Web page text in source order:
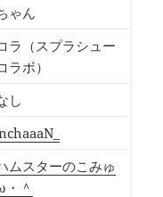
ゃん
ラ（スプラシュー
ラボ）
し
ムスターのこみゅ
・＾